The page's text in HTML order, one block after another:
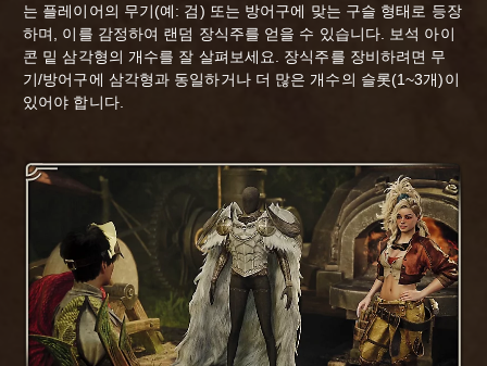
는 플레이어의 무기(예: 검) 또는 방어구에 맞는 구슬 형태로 등장
하며, 이를 감정하여 랜덤 장식주를 얻을 수 있습니다. 보석 아이
콘 밑 삼각형의 개수를 잘 살펴보세요. 장식주를 장비하려면 무
기/방어구에 삼각형과 동일하거나 더 많은 개수의 슬롯(1~3개)이
있어야 합니다.